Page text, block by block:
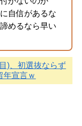
自信があるな
めるなら早い
)、初選抜ならず
宣言ｗ